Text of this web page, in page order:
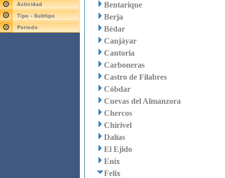
Bentarique
Berja
Bédar
Canjáyar
Cantoria
Carboneras
Castro de Filabres
Cóbdar
Cuevas del Almanzora
Chercos
Chirivel
Dalías
El Ejido
Enix
Felix